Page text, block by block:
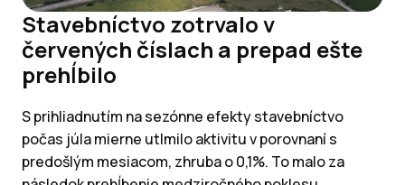
Stavebníctvo zotrvalo v
červených číslach a prepad ešte
prehĺbilo
S prihliadnutím na sezónne efekty stavebníctvo
počas júla mierne utlmilo aktivitu v porovnaní s
predošlým mesiacom, zhruba o 0,1%. To malo za